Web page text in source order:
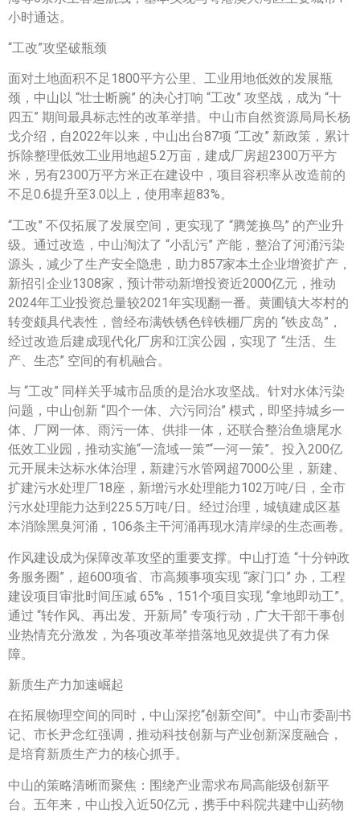
小时通达。
“工改”攻坚破瓶颈
面对土地面积不足1800平方公里、工业用地低效的发展瓶
颈，中山以 “壮士断腕” 的决心打响 “工改” 攻坚战，成为 “十
四五” 期间最具标志性的改革举措。中山市自然资源局局长杨
戈介绍，自2022年以来，中山出台87项 “工改” 新政策，累计
拆除整理低效工业用地超5.2万亩，建成厂房超2300万平方
米，另有2300万平方米正在建设中，项目容积率从改造前的
不足0.6提升至3.0以上，使用率超83%。
“工改” 不仅拓展了发展空间，更实现了 “腾笼换鸟” 的产业升
级。通过改造，中山淘汰了 “小乱污” 产能，整治了河涌污染
源头，减少了生产安全隐患，助力857家本土企业增资扩产，
新招引企业1308家，预计带动新增投资近2000亿元，推动
2024年工业投资总量较2021年实现翻一番。黄圃镇大岑村的
转变颇具代表性，曾经布满铁锈色锌铁棚厂房的 “铁皮岛”，
经过改造后建成现代化厂房和江滨公园，实现了 “生活、生
产、生态” 空间的有机融合。
与 “工改” 同样关乎城市品质的是治水攻坚战。针对水体污染
问题，中山创新 “四个一体、六污同治” 模式，即坚持城乡一
体、厂网一体、雨污一体、供排一体，还联合整治鱼塘尾水
低效工业园，推动实施“一流域一策”“一河一策”。投入200亿
元开展未达标水体治理，新建污水管网超7000公里，新建、
扩建污水处理厂18座，新增污水处理能力102万吨/日，全市
污水处理能力达到225.5万吨/日。经过治理，城镇建成区基
本消除黑臭河涌，106条主干河涌再现水清岸绿的生态画卷。
作风建设成为保障改革攻坚的重要支撑。中山打造 “十分钟政
务服务圈”，超600项省、市高频事项实现 “家门口” 办，工程
建设项目审批时间压减 65%，151个项目实现 “拿地即动工”。
通过 “转作风、再出发、开新局” 专项行动，广大干部干事创
业热情充分激发，为各项改革举措落地见效提供了有力保
障。
新质生产力加速崛起
在拓展物理空间的同时，中山深挖“创新空间”。中山市委副书
记、市长尹念红强调，推动科技创新与产业创新深度融合，
是培育新质生产力的核心抓手。
中山的策略清晰而聚焦：围绕产业需求布局高能级创新平
台。五年来，中山投入近50亿元，携手中科院共建中山药物